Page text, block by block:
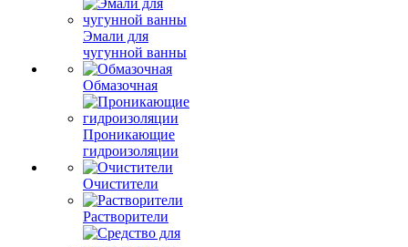
Эмали для
чугунной ванны
Обмазочная
Проникающие
гидроизоляции
Очистители
Растворители